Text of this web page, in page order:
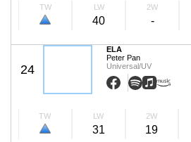
TW LW
40
2W
-
24
ELA
Peter Pan
Universal/UV
TW LW
31
2W
19